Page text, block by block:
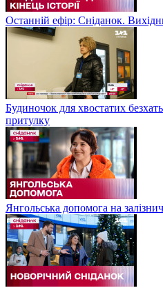
Останній ефір: Сніданок.
Будиночок для хвостатих
притулку
Янгольська допомога на